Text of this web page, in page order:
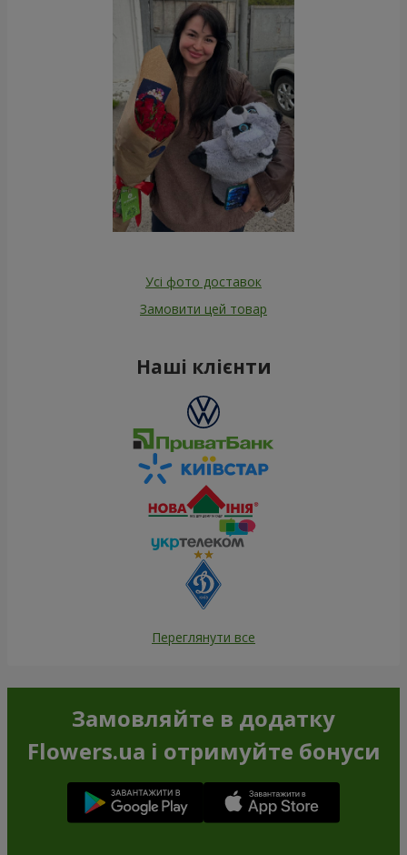
Усі фото доставок
Замовити цей товар
Наші клієнти
Переглянути все
Замовляйте в додатку
Flowers.ua і отримуйте бонуси